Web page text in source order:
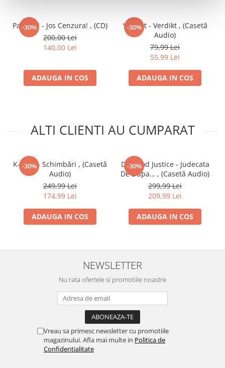
-30%
Paraziții - Jos Cenzura! , (CD)
200,00 Lei
140,00 Lei
ADAUGA IN COS
-30%
Verdikt - Verdikt , (Casetă
Audio)
79,99 Lei
55,99 Lei
ADAUGA IN COS
ALTI CLIENTI AU CUMPARAT
-30%
K-Gula - Schimbări , (Casetă
Audio)
249,99 Lei
174,99 Lei
ADAUGA IN COS
-30%
Da Hood Justice - Judecata
De Dupa… , (Casetă Audio)
299,99 Lei
209,99 Lei
ADAUGA IN COS
NEWSLETTER
Nu rata ofertele si promotiile noastre
Vreau sa primesc newsletter cu promotiile
magazinului. Afla mai multe in Politica de
Confidentialitate